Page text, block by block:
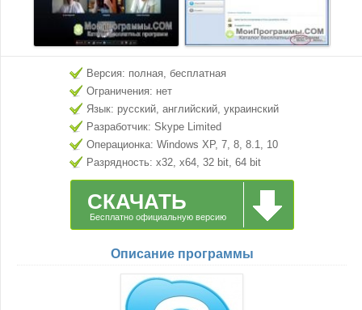
Версия: полная, бесплатная
Ограничения: нет
Язык: русский, английский, украинский
Разработчик: Skype Limited
Операционка: Windows XP, 7, 8, 8.1, 10
Разрядность: x32, x64, 32 bit, 64 bit
СКАЧАТЬ
Бесплатно официальную версию
Описание программы